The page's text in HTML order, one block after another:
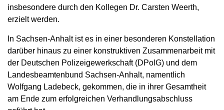
insbesondere durch den Kollegen Dr. Carsten Weerth,
erzielt werden.
In Sachsen-Anhalt ist es in einer besonderen Konstellation
darüber hinaus zu einer konstruktiven Zusammenarbeit mit
der Deutschen Polizeigewerkschaft (DPolG) und dem
Landesbeamtenbund Sachsen-Anhalt, namentlich
Wolfgang Ladebeck, gekommen, die in ihrer Gesamtheit
am Ende zum erfolgreichen Verhandlungsabschluss